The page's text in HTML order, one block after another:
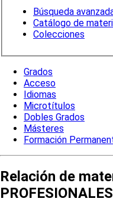
Búsqueda
Catálogo de
Colecciones
Grados
Acceso
Idiomas
Microtítulos
Dobles Grados
Másteres
Formación
Relación de